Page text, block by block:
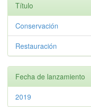
Título
Conservación
Restauración
Fecha de lanzamiento
2019